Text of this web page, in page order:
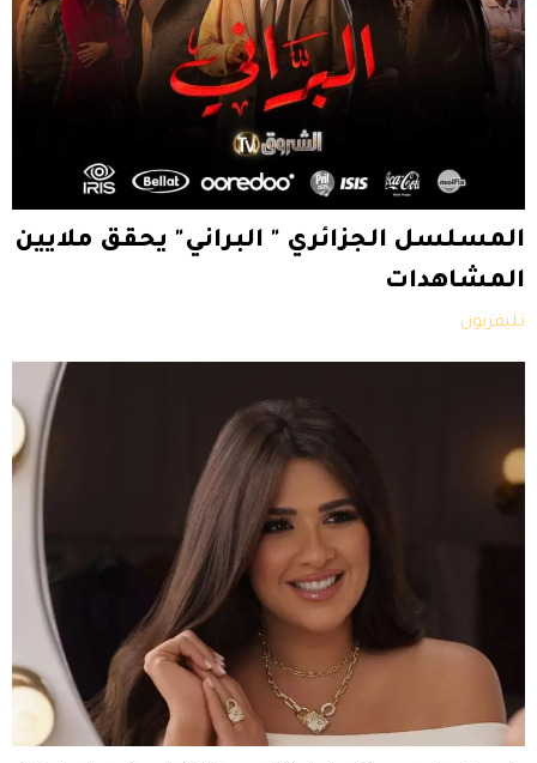
المسلسل الجزائري " البراني" يحقق ملايين
المشاهدات
تليفزيون